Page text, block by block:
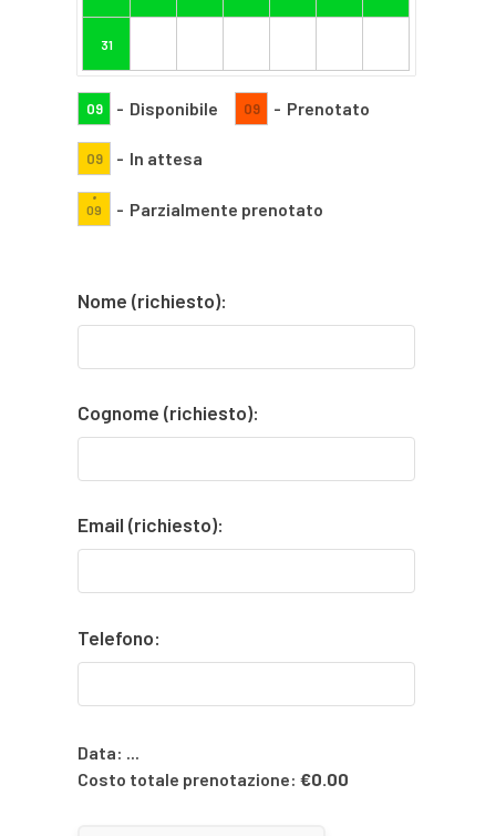
31
09 - Disponibile 09 - Prenotato
09 - In attesa
·
09 - Parzialmente prenotato
Nome (richiesto):
Cognome (richiesto):
Email (richiesto):
Telefono:
Data: ...
Costo totale prenotazione: €0.00